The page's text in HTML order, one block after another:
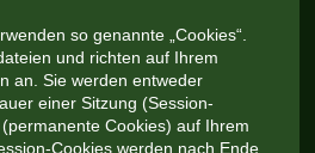
so genannte „Cookies“.
und richten auf Ihrem
an. Sie werden entweder
einer Sitzung (Session-
Cookies) auf Ihrem
Cookies werden nach Ende